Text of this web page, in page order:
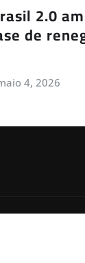
2.0
de
4, 2026